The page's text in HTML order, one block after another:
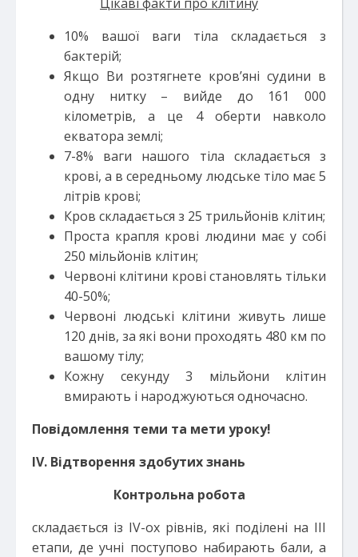
10% вашої ваги тіла складається з
бактерій;
Якщо Ви розтягнете кров’яні судини в
одну нитку – вийде до 161 000
кілометрів, а це 4 оберти навколо
екватора землі;
7-8% ваги нашого тіла складається з
крові, а в середньому людське тіло має 5
літрів крові;
Кров складається з 25 трильйонів клітин;
Проста крапля крові людини має у собі
250 мільйонів клітин;
Червоні клітини крові становлять тільки
40-50%;
Червоні людські клітини живуть лише
120 днів, за які вони проходять 480 км по
вашому тілу;
Кожну секунду 3 мільйони клітин
вмирають і народжуються одночасно.
Повідомлення теми та мети уроку!
ІV. Відтворення здобутих знань
Контрольна робота
складається із ІV-ох рівнів, які поділені на ІІІ
етапи, де учні поступово набирають бали, а